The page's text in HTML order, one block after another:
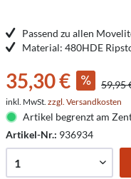
Passend zu allen
Material: 480HDE
35,30 € 59,95
inkl. MwSt. zzgl. Versandkosten
Artikel begrenzt am
Artikel-Nr.: 936934